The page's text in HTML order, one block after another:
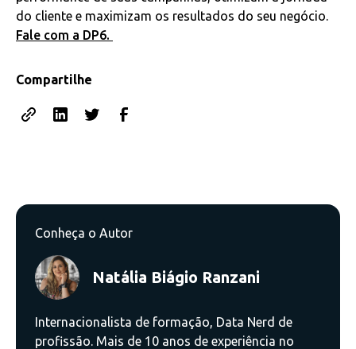
do cliente e maximizam os resultados do seu negócio.
Fale com a DP6.
Compartilhe
Conheça o Autor
Natália Biágio Ranzani
Internacionalista de formação, Data Nerd de
profissão. Mais de 10 anos de experiência no